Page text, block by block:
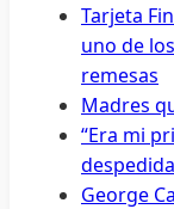
Tarjeta
uno de
remesas
Madres
“Era mi
George